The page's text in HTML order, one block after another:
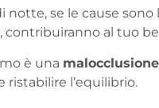
se le cause sono
al tuo
è una malocclusione
ristabilire l’equilibrio.